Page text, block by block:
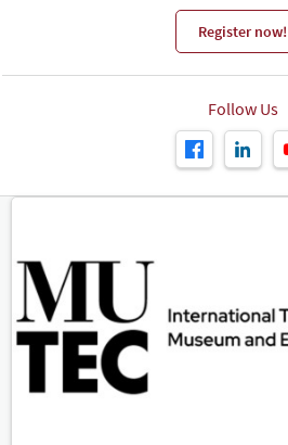
Register now!
Follow Us